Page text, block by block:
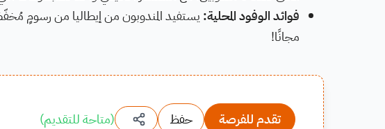
فوائد الوفود المحلية: يستفيد المندوبون من إيطاليا من رسومٍ
مجانًا!
تقدم للفرصة حفظ (متاحة للتقديم)